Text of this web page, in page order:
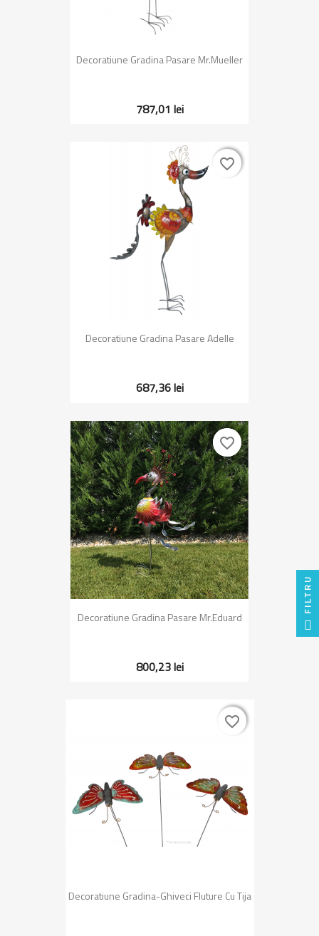
Decoratiune Gradina Pasare Mr.Mueller
787,01 lei
Decoratiune Gradina Pasare Adelle
687,36 lei
favorite_border
favorite_border
Decoratiune Gradina Pasare Mr.Eduard
800,23 lei
favorite_border
favorite_border
Decoratiune Gradina-Ghiveci Fluture Cu Tija
favorite_border
favorite_border
FILTRU